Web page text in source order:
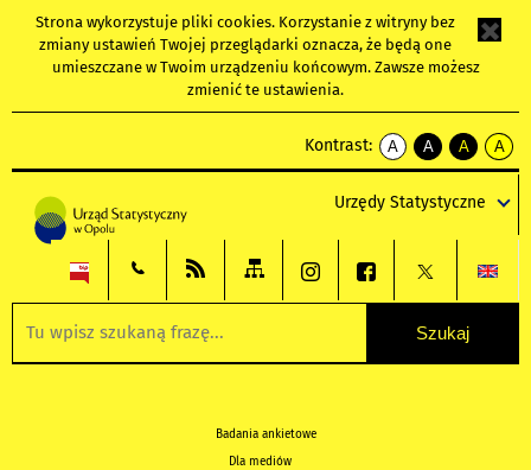
Strona wykorzystuje pliki cookies. Korzystanie z witryny bez
zmiany ustawień Twojej przeglądarki oznacza, że będą one
umieszczane w Twoim urządzeniu końcowym. Zawsze możesz
zmienić te ustawienia.
Kontrast:
A
kontrast
A
kontrast
tekst
czarnym
A
kontrast
tekst
czarnym
A
tekst
żółtym
Urzędy Statystyczne
Badania ankietowe
Dla mediów